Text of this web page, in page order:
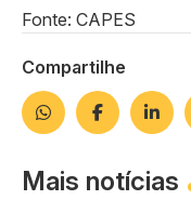
Fonte: CAPES
Compartilhe
Mais notícias